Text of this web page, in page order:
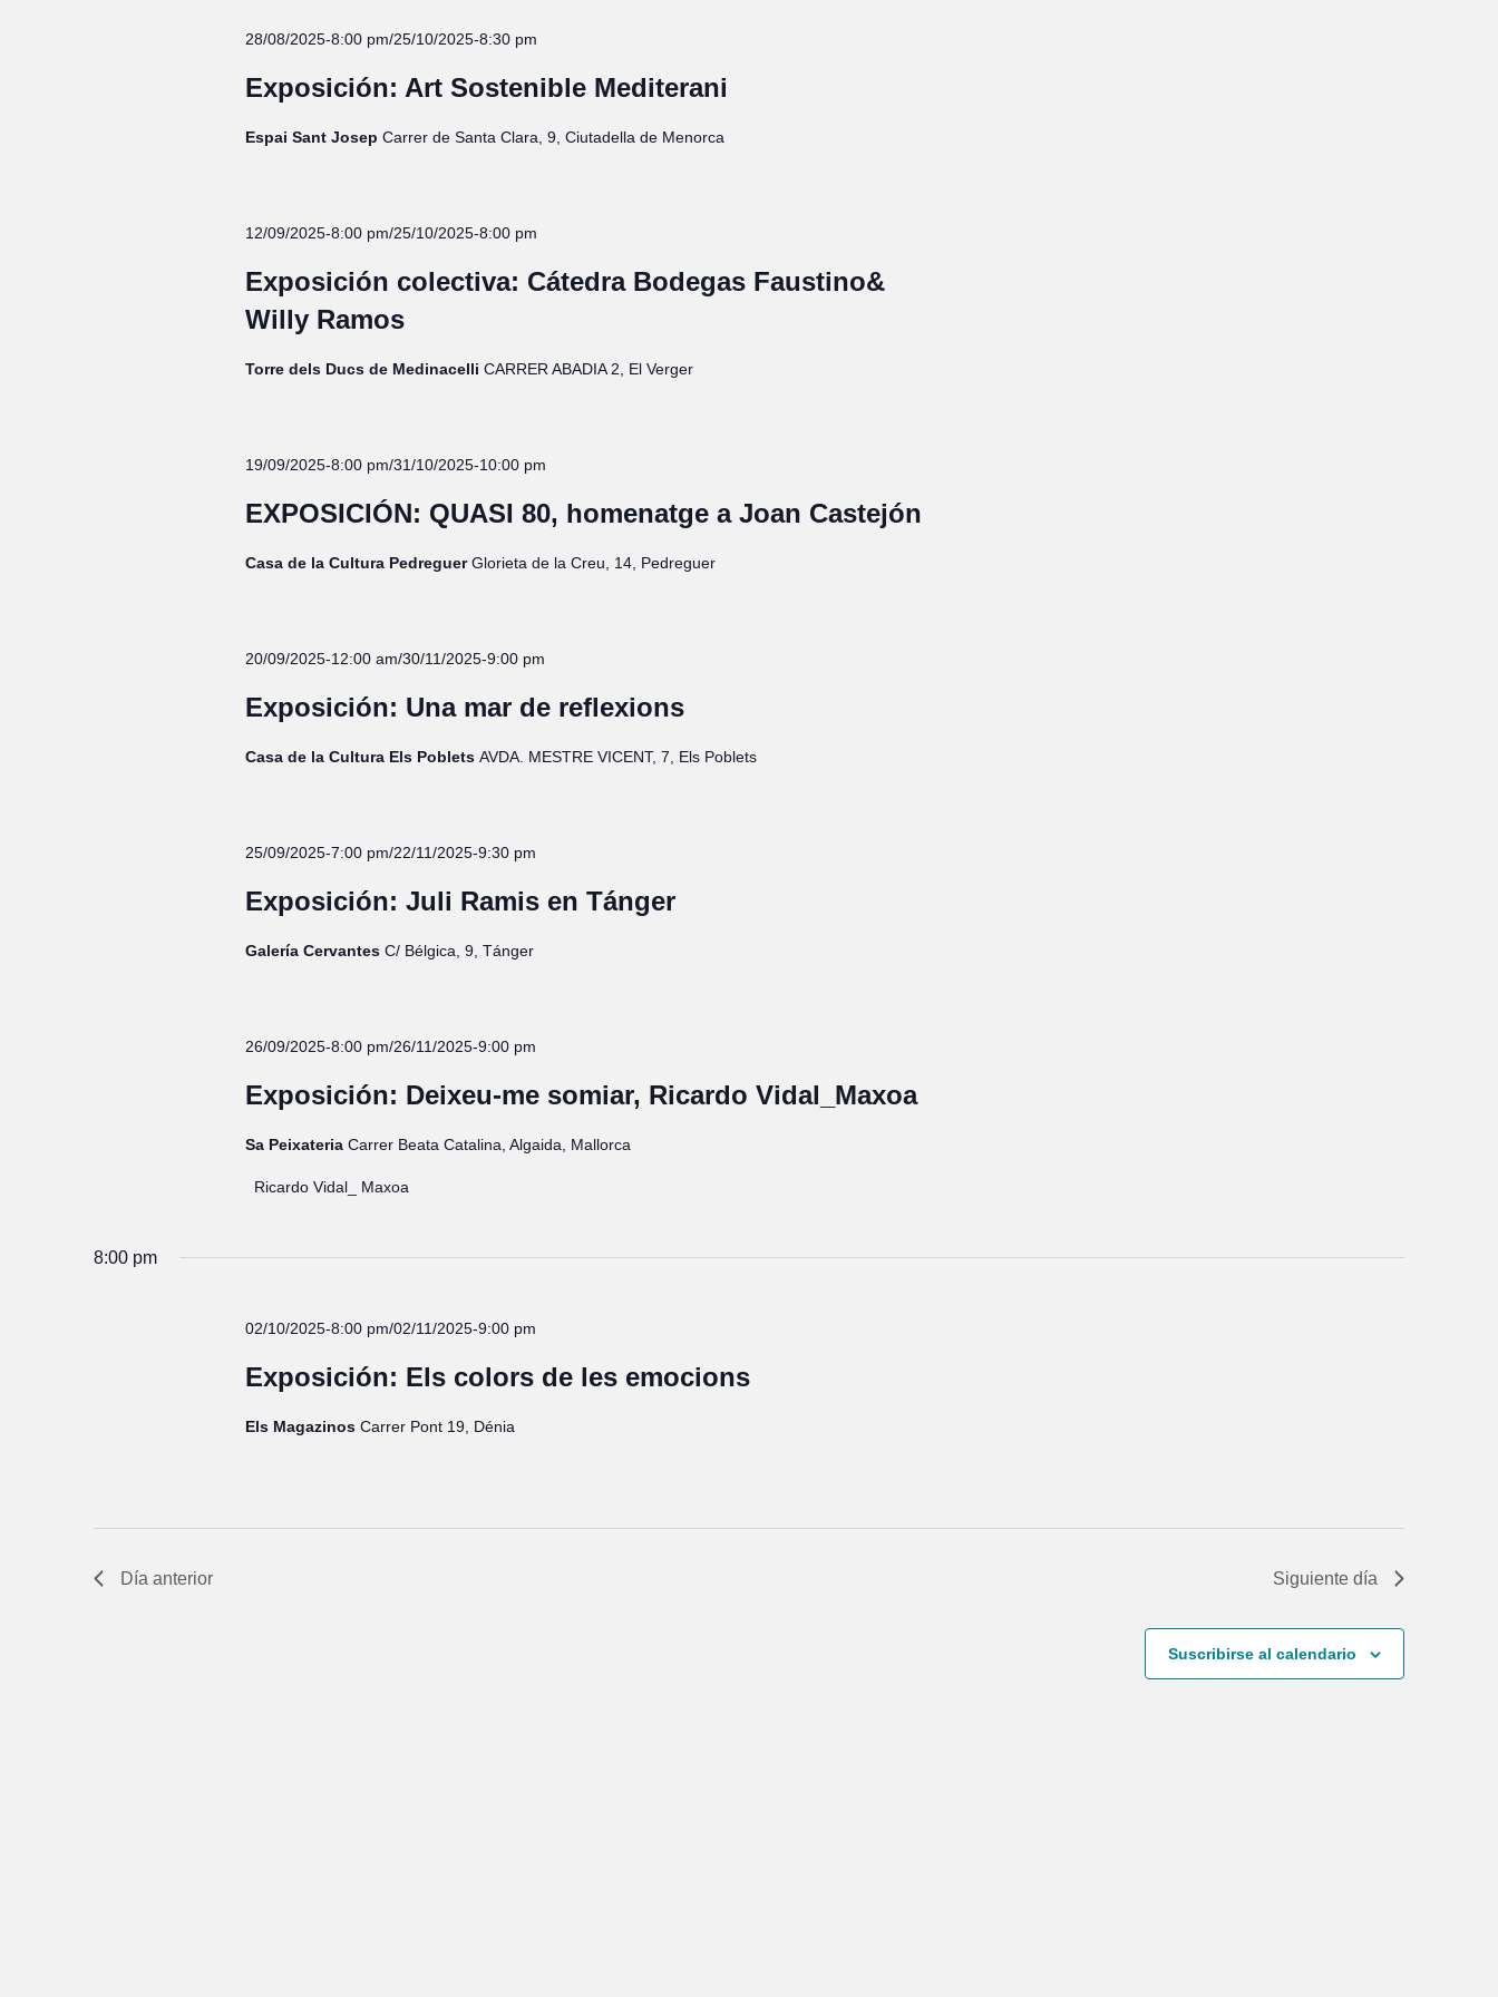
28/08/2025-8:00 pm/25/10/2025-8:30 pm
Exposición: Art Sostenible Mediterani
Espai Sant Josep Carrer de Santa Clara, 9, Ciutadella de Menorca
12/09/2025-8:00 pm/25/10/2025-8:00 pm
Exposición colectiva: Cátedra Bodegas Faustino&
Willy Ramos
Torre dels Ducs de Medinacelli CARRER ABADIA 2, El Verger
19/09/2025-8:00 pm/31/10/2025-10:00 pm
EXPOSICIÓN: QUASI 80, homenatge a Joan Castejón
Casa de la Cultura PedreguerGlorieta de la Creu, 14, Pedreguer
20/09/2025-12:00 am/30/11/2025-9:00 pm
Exposición: Una mar de reflexions
Casa de la Cultura Els Poblets AVDA. MESTRE VICENT, 7, Els Poblets
25/09/2025-7:00 pm/22/11/2025-9:30 pm
Exposición: Juli Ramis en Tánger
Galería Cervantes C/ Bélgica, 9, Tánger
26/09/2025-8:00 pm/26/11/2025-9:00 pm
Exposición: Deixeu-me somiar, Ricardo Vidal_Maxoa
Sa Peixateria Carrer Beata Catalina, Algaida, Mallorca
Ricardo Vidal_ Maxoa
8:00 pm
02/10/2025-8:00 pm/02/11/2025-9:00 pm
Exposición: Els colors de les emocions
Els Magazinos Carrer Pont 19, Dénia
Día anterior Siguiente día
Suscribirse al calendario